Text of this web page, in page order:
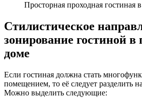
Просторная проходная гостиная
Стилистическое
зонирование гостиной в
доме
Если гостиная должна стать
помещением, то её следует разделить
Можно выделить следующие: